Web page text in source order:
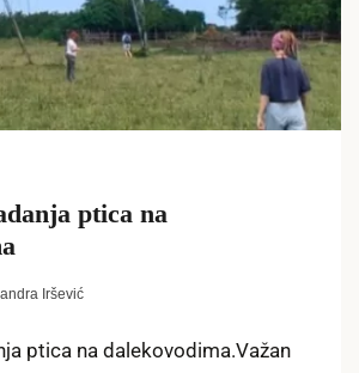
ptica na
Iršević
ptica na dalekovodima.Važan